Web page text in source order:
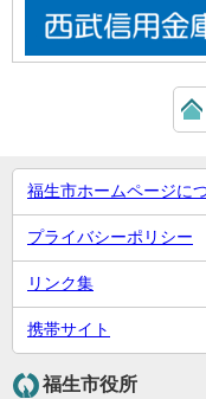
福生市ホームページに
プライバシーポリシー
リンク集
携帯サイト
福生市役所